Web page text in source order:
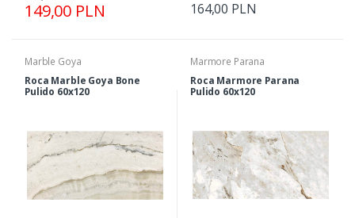
149,00 PLN 164,00 PLN
Marble Goya
Roca Marble Goya Bone
Pulido 60x120
Marmore Parana
Roca Marmore Parana
Pulido 60x120